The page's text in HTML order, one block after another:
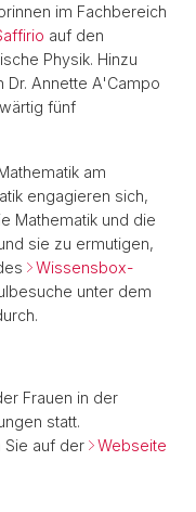
im Fachbereich
auf den
Physik. Hinzu
Annette A'Campo
fünf
am
engagieren sich,
Mathematik und die
sie zu ermutigen,
Wissensbox-
unter dem
Frauen in der
statt.
Sie auf der
Webseite